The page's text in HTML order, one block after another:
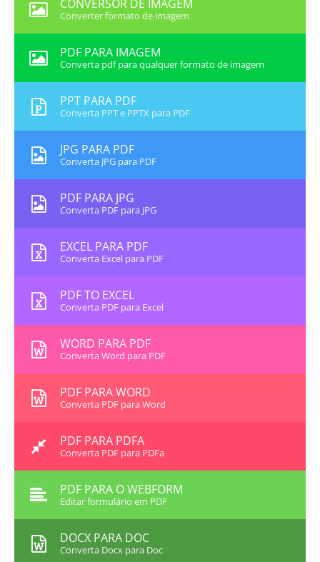
CONVERSOR DE IMAGEM
Converter formato de imagem
PDF PARA IMAGEM
Converta pdf para qualquer formato de imagem
PPT PARA PDF
Converta PPT e PPTX para PDF
JPG PARA PDF
Converta JPG para PDF
PDF PARA JPG
Converta PDF para JPG
EXCEL PARA PDF
Converta Excel para PDF
PDF TO EXCEL
Converta PDF para Excel
WORD PARA PDF
Converta Word para PDF
PDF PARA WORD
Converta PDF para Word
PDF PARA PDFA
Converta PDF para PDFa
PDF PARA O WEBFORM
Editar formulário em PDF
DOCX PARA DOC
Converta Docx para Doc